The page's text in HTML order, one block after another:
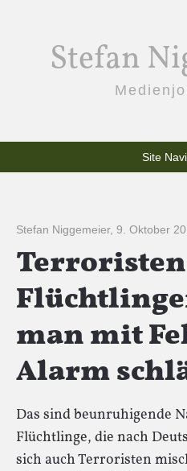
Stefan
Site
Stefan Niggemeier, 9. Oktober
man mit
Alarm
Das sind beunruhigende
Flüchtlinge, die nach
sich auch Terroristen